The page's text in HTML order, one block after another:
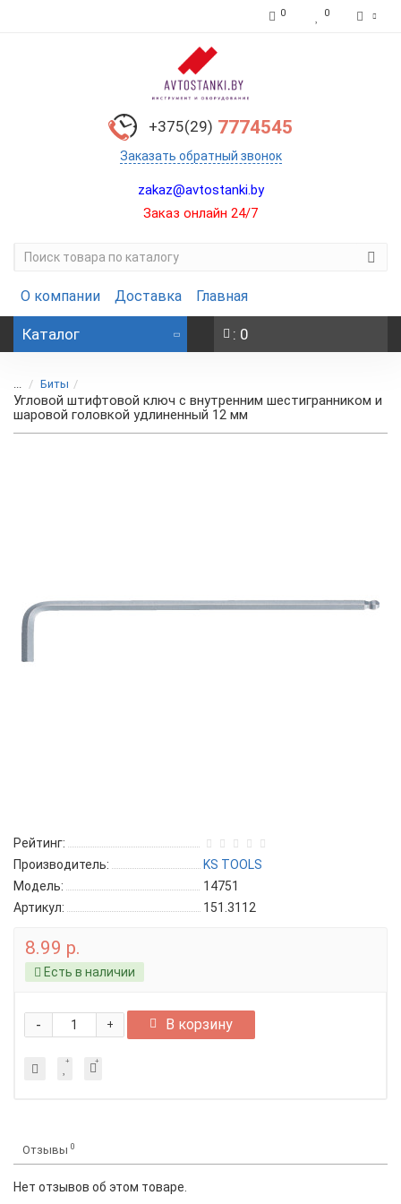
0 0
+375(29) 7774545
Заказать обратный звонок
zakaz@avtostanki.by
Заказ онлайн 24/7
О компании Доставка Главная
Каталог : 0
... Биты
Угловой штифтовой ключ с внутренним шестигранником и
шаровой головкой удлиненный 12 мм
Рейтинг:
Производитель:
KS TOOLS
Модель:
14751
Артикул:
151.3112
8.99 р.
Есть в наличии
+
- В корзину
Отзывы 0
Нет отзывов об этом товаре.